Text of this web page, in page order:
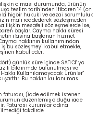
ilişkin olması durumunda, ürünün
teslim tarihinden itibaren 14 (on
hiçbir hukuki ve cezai sorumluluk
malı reddederek sözleşmeden
ilişkin mesafeli sözleşmelerde ise,
başlar. Cayma hakkı süresi
ifasına başlanan hizmet
hakkının kullanımından
iş bu sözleşmeyi kabul etmekle,
kabul eder.
günlük süre içinde SATICI' ya
bildirimde bulunulması ve
Kullanılamayacak Ürünler"
Bu hakkın kullanılması
faturası, (İade edilmek istenen
düzenlemiş olduğu iade
Faturası kurumlar adına
takdirde